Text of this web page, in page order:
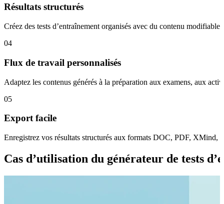
Résultats structurés
Créez des tests d’entraînement organisés avec du contenu
04
Flux de travail personnalisés
Adaptez les contenus générés à la préparation aux examens, aux
05
Export facile
Enregistrez vos résultats structurés aux formats DOC, PDF,
Cas d’utilisation du générateur de tests